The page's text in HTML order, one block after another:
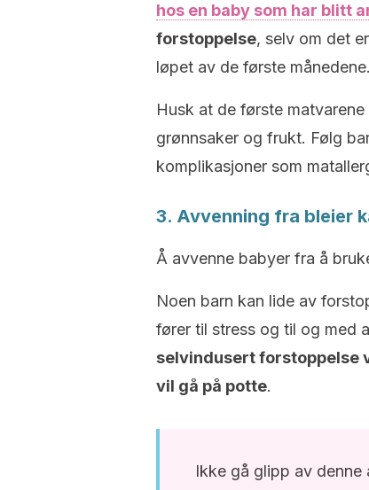
hos en baby som har blitt
forstoppelse, selv om det
løpet av de første månedene.
Husk at de første
grønnsaker og frukt. Følg
komplikasjoner som
3. Avvenning fra bleier
Å avvenne babyer fra å
Noen barn kan lide av
fører til stress og til og med
selvindusert forstoppelse
vil gå på potte.
Ikke gå glipp av denne